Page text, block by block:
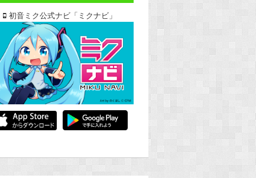
初音ミク公式ナビ「ミクナビ」